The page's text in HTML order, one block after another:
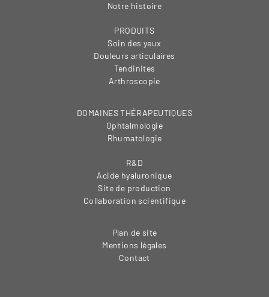
Notre histoire
PRODUITS
Soin des yeux
Douleurs articulaires
Tendinites
Arthroscopie
DOMAINES THÉRAPEUTIQUES
Ophtalmologie
Rhumatologie
R&D
Acide hyaluronique
Site de production
Collaboration scientifique
Plan de site
Mentions légales
Contact